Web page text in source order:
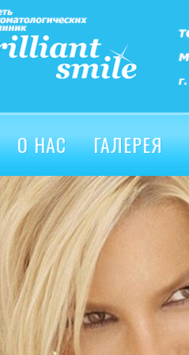
О НАС ГАЛЕРЕЯ